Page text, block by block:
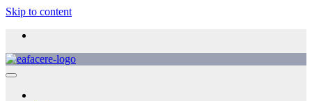
Skip to content